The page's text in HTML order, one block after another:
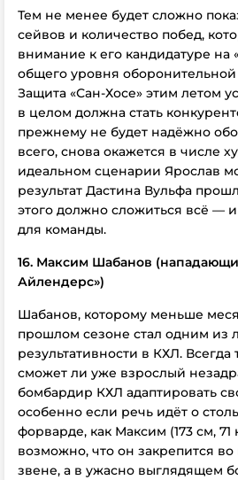
Тем не менее будет сложно
сейвов и количество побед,
внимание к его кандидатуре на
общего уровня
Защита «Сан-Хосе» этим летом
в целом должна стать
прежнему не будет надёжно
всего, снова окажется в числе
идеальном сценарии Ярослав
результат Дастина Вульфа
этого должно сложиться всё —
для команды.
16. Максим Шабанов
Айлендерс»)
Шабанов, которому меньше
прошлом сезоне стал одним из
результативности в КХЛ. Всегда
сможет ли уже взрослый
бомбардир КХЛ адаптировать
особенно если речь идёт о
форварде, как Максим (173 см, 71
возможно, что он закрепится
звене, а в ужасно выглядящем